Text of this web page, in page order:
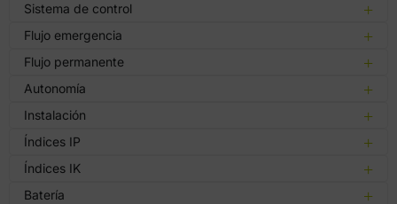
Sistema de control
Flujo emergencia
Flujo permanente
Autonomía
Instalación
Índices IP
Índices IK
Batería